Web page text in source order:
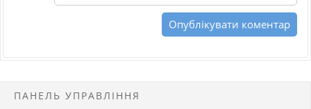
ПАНЕЛЬ УПРАВЛІННЯ